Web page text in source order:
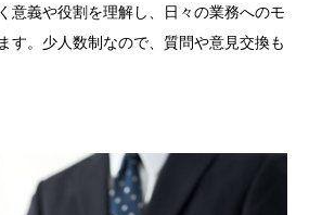
意義や役割を理解し、日々の業務へのモ
す。少人数制なので、質問や意見交換も